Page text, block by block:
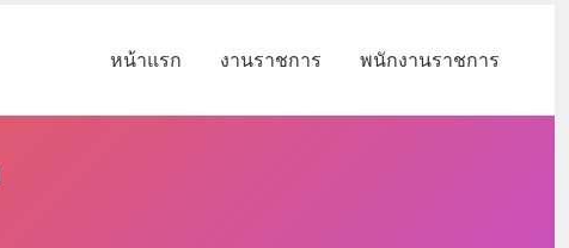
หน้าแรก งานราชการ พนักงานราชการ